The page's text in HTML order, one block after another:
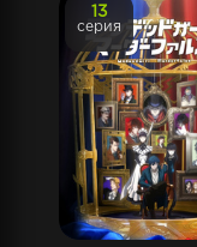
13
серия